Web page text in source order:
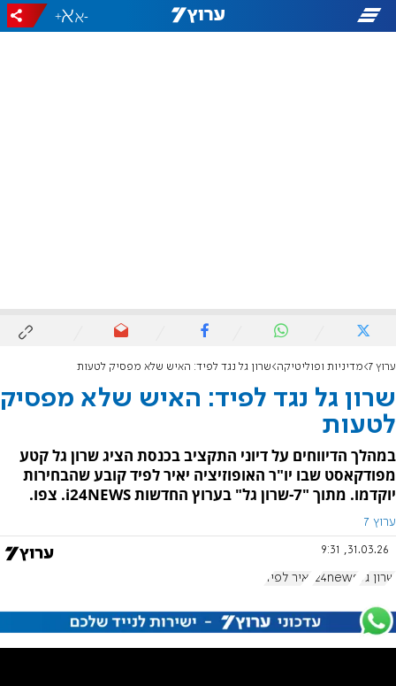
-
+
ערוץ 7 מדיניות ופוליטיקה שרון גל נגד לפיד: האיש שלא מפסיק לטעות
שרון גל נגד לפיד: האיש שלא מפסיק
לטעות
במהלך הדיווחים על דיוני התקציב בכנסת הציג שרון גל קטע
מפודקאסט שבו יו"ר האופוזיציה יאיר לפיד קובע שהבחירות
יוקדמו. מתוך "7-שרון גל" בערוץ החדשות i24NEWS. צפו.
ערוץ 7
31.03.26, 9:31
שרון גל i24news יאיר לפיד